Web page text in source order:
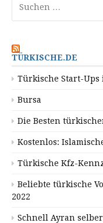
nach:
TÜRKISCHE.DE
Türkische Start-Ups
Bursa
Die Besten
Kostenlos:
Türkische Kfz-
Beliebte türkische
2022
Schnell Ayran